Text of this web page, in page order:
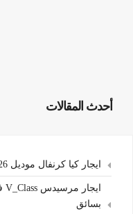
أحدث المقالات
ايجار كيا كرنفال موديل 2026
بسائق